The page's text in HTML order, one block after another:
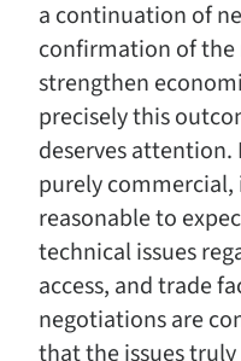
a continuation of
confirmation of
strengthen
precisely this
deserves attention.
purely
reasonable to
technical issues
access, and trade
negotiations are